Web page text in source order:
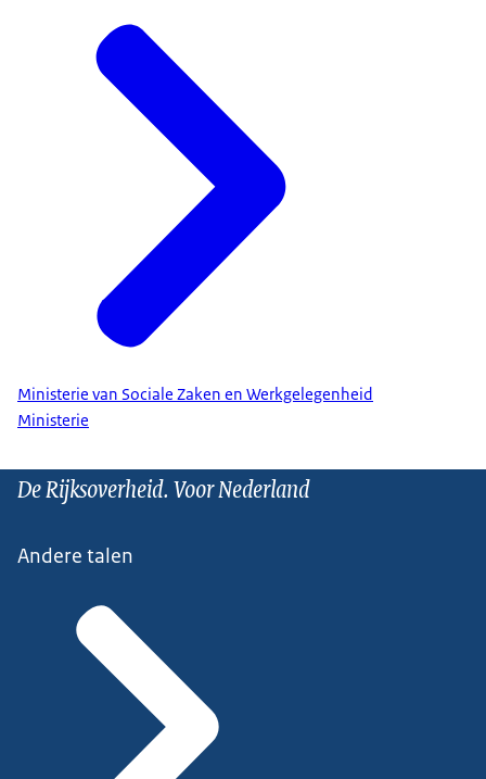
Ministerie van Sociale Zaken en Werkgelegenheid
Ministerie
De Rijksoverheid. Voor Nederland
Andere talen